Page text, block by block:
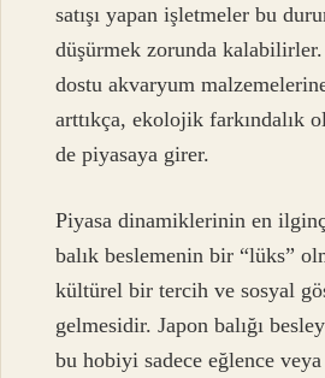
satışı yapan işletmeler bu
düşürmek zorunda kalabilirler.
dostu akvaryum
arttıkça, ekolojik farkındalık
de piyasaya girer.
Piyasa dinamiklerinin en
balık beslemenin bir “lüks”
kültürel bir tercih ve sosyal
gelmesidir. Japon balığı
bu hobiyi sadece eğlence